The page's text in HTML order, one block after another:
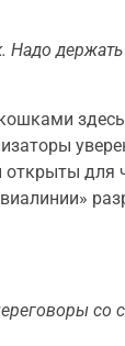
держать
для
со